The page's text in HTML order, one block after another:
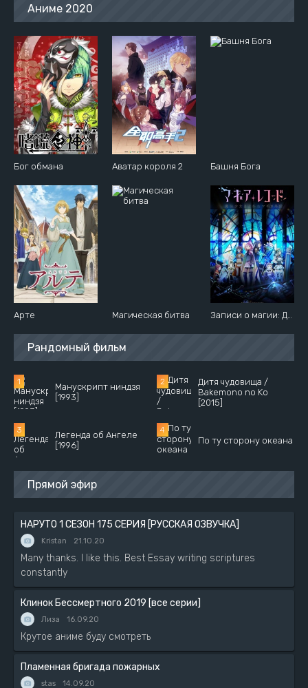
Аниме 2020
Бог обмана Аватар короля 2 Башня Бога
Арте Магическая битва Записи о магии: Девочка-волшебница Мадока
Рандомный фильм
Манускрипт ниндзя
[1993]
Дитя чудовища /
Bakemono no Ko
[2015]
Легенда об Ангеле
[1996]
По ту сторону океана
Прямой эфир
НАРУТО 1 СЕЗОН 175 СЕРИЯ [РУССКАЯ ОЗВУЧКА]
Kristan 21.10.20
Many thanks. I like this. Best Essay writing scriptures
constantly
Клинок Бессмертного 2019 [все серии]
Лиза 16.09.20
Крутое аниме буду смотреть
Пламенная бригада пожарных
stas 14.09.20